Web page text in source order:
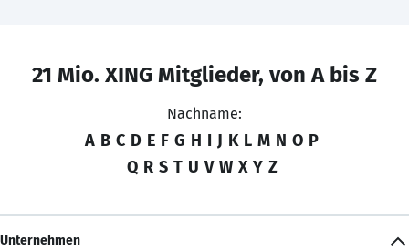
21 Mio. XING Mitglieder, von A bis Z
Nachname:
A B C D E F G H I J K L M N O P
Q R S T U V W X Y Z
Unternehmen